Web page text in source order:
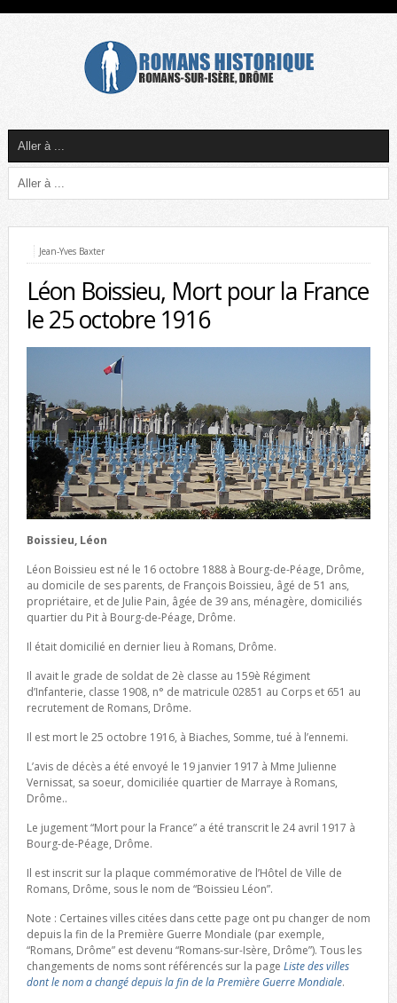
Jean-Yves Baxter
Léon Boissieu, Mort pour la France
le 25 octobre 1916
Boissieu, Léon
Léon Boissieu est né le 16 octobre 1888 à Bourg-de-Péage, Drôme,
au domicile de ses parents, de François Boissieu, âgé de 51 ans,
propriétaire, et de Julie Pain, âgée de 39 ans, ménagère, domiciliés
quartier du Pit à Bourg-de-Péage, Drôme.
Il était domicilié en dernier lieu à Romans, Drôme.
Il avait le grade de soldat de 2è classe au 159è Régiment
d’Infanterie, classe 1908, n° de matricule 02851 au Corps et 651 au
recrutement de Romans, Drôme.
Il est mort le 25 octobre 1916, à Biaches, Somme, tué à l’ennemi.
L’avis de décès a été envoyé le 19 janvier 1917 à Mme Julienne
Vernissat, sa soeur, domiciliée quartier de Marraye à Romans,
Drôme..
Le jugement “Mort pour la France” a été transcrit le 24 avril 1917 à
Bourg-de-Péage, Drôme.
Il est inscrit sur la plaque commémorative de l’Hôtel de Ville de
Romans, Drôme, sous le nom de “Boissieu Léon”.
Note : Certaines villes citées dans cette page ont pu changer de nom
depuis la fin de la Première Guerre Mondiale (par exemple,
“Romans, Drôme” est devenu “Romans-sur-Isère, Drôme”). Tous les
changements de noms sont référencés sur la page Liste des villes
dont le nom a changé depuis la fin de la Première Guerre Mondiale.